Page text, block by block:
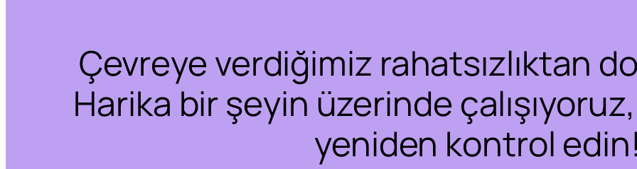
Çevreye verdiğimiz rahatsızlıktan
Harika bir şeyin üzerinde
yeniden kontrol edin!